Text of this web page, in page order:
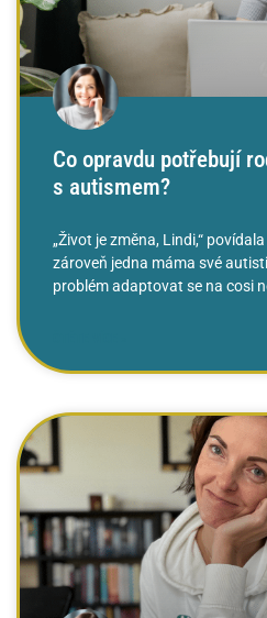
Co opravdu potřebují
s autismem?
„Život je změna, Lindi,“
zároveň jedna máma své
problém adaptovat se na cosi